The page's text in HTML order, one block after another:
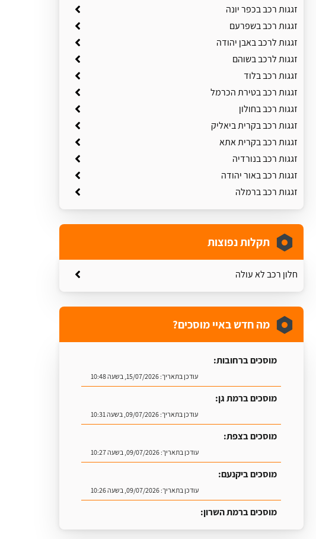
זגגות רכב בכפר יונה
זגגות רכב בשפרעם
זגגות לרכב באבן יהודה
זגגות לרכב בשוהם
זגגות רכב בלוד
זגגות רכב בטירת הכרמל
זגגות רכב בחולון
זגגות רכב בקרית ביאליק
זגגות רכב בקרית אתא
זגגות רכב בנורדיה
זגגות רכב באור יהודה
זגגות רכב ברמלה
תקלות נפוצות
חלון רכב לא עולה
מה חדש באיי מוסכים?
מוסכים ברחובות:
עודכן בתאריך:15/07/2026, בשעה 10:48
מוסכים ברמת גן:
עודכן בתאריך:09/07/2026, בשעה 10:31
מוסכים בצפת:
עודכן בתאריך:09/07/2026, בשעה 10:27
מוסכים ביקנעם:
עודכן בתאריך:09/07/2026, בשעה 10:26
מוסכים ברמת השרון:
עודכן בתאריך:16/07/2026, בשעה 09:07